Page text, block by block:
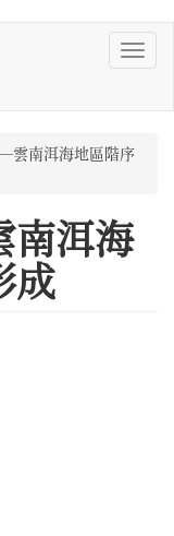
南洱海地區階序
洱海
成